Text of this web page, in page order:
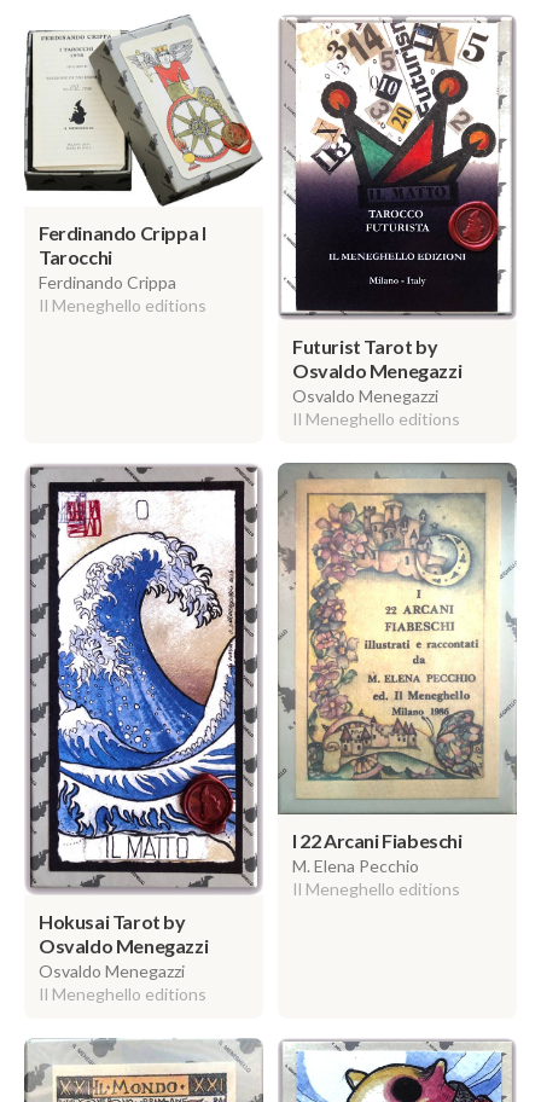
Ferdinando Crippa I
Tarocchi
Ferdinando Crippa
Il Meneghello editions
Futurist Tarot by
Osvaldo Menegazzi
Osvaldo Menegazzi
Il Meneghello editions
Hokusai Tarot by
Osvaldo Menegazzi
Osvaldo Menegazzi
Il Meneghello editions
I 22 Arcani Fiabeschi
M. Elena Pecchio
Il Meneghello editions